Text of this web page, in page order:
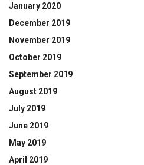
January 2020
December 2019
November 2019
October 2019
September 2019
August 2019
July 2019
June 2019
May 2019
April 2019